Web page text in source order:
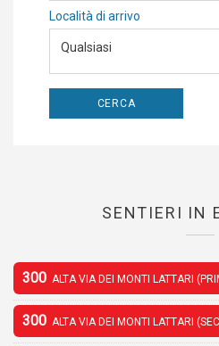
Località di arrivo
Qualsiasi
SENTIERI IN
300 ALTA VIA DEI MONTI LATTARI
300 ALTA VIA DEI MONTI LATTARI